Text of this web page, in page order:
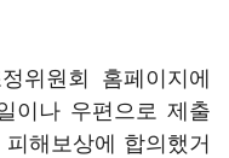
위원회 홈페이지에
이나 우편으로 제출
해보상에 합의했거